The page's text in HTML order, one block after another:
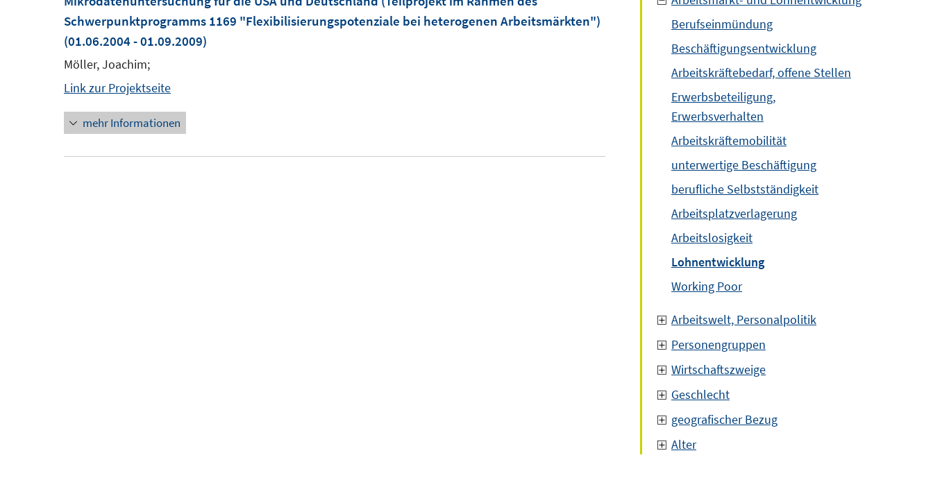
Schwerpunktprogramms 1169 "Flexibilisierungspotenziale bei heterogenen Arbeitsmärkten")
(01.06.2004 - 01.09.2009)
Möller, Joachim;
Link zur Projektseite
mehr Informationen
Berufseinmündung
Beschäftigungsentwicklung
Arbeitskräftebedarf, offene Stellen
Erwerbsbeteiligung,
Erwerbsverhalten
Arbeitskräftemobilität
unterwertige Beschäftigung
berufliche Selbstständigkeit
Arbeitsplatzverlagerung
Arbeitslosigkeit
Lohnentwicklung
Working Poor
Arbeitswelt, Personalpolitik
Personengruppen
Wirtschaftszweige
Geschlecht
geografischer Bezug
Alter